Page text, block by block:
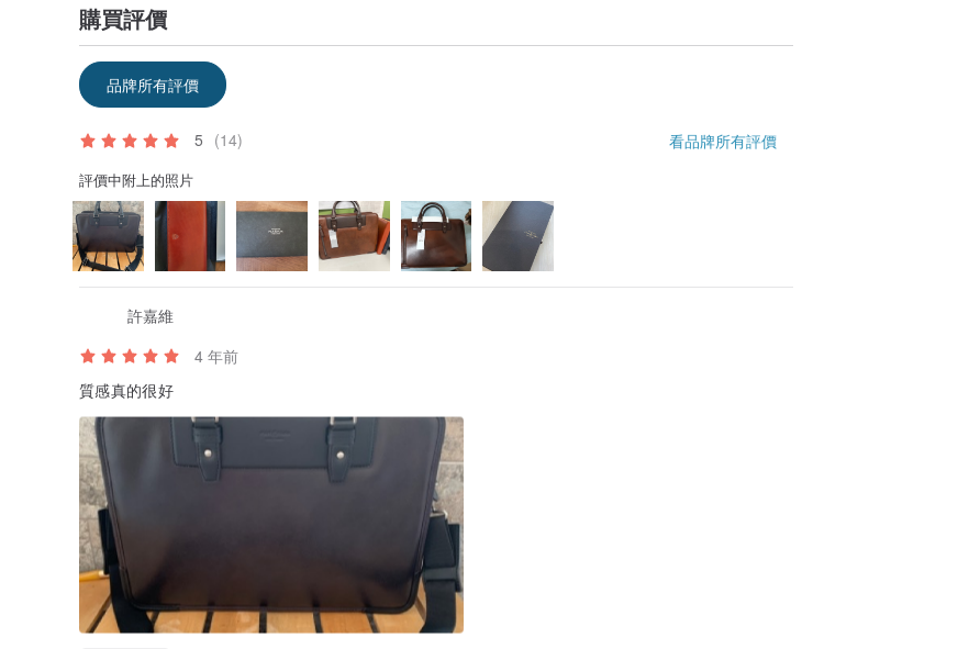
堅持使用高品質素材並融合極簡流行設計，可以裸拿和手提2WAY使用方式，就是懷舊感復古包的魅
力之處。
各種場合都能優雅登場
皮料有著馬臀皮似的滑順質地，包型有著四角形流線的FUJITAKA公事包，適合正式場合使用的優雅
男性。
購買評價
品牌所有評價
5 (14) 看品牌所有評價
評價中附上的照片
許嘉維
4 年前
質感真的很好